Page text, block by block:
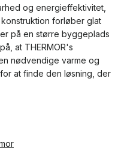
og energieffektivitet,
forløber glat
på en større byggeplads
at THERMOR's
nødvendige varme og
at finde den løsning, der